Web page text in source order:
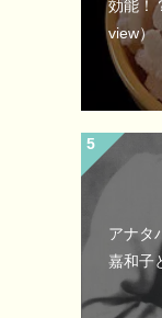
効能！
view）
アナタ
嘉和子